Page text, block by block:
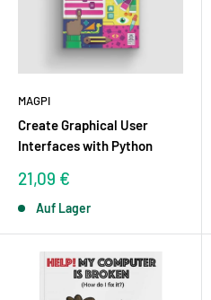
MAGPI
Create Graphical User
Interfaces with Python
Sonderpreis
21,09 €
Auf Lager